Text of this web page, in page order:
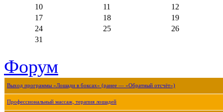
10
11
12
17
18
19
24
25
26
31
Форум
Выход программы «Лошади в боксах» (ранее — «Обратный отсчёт»)
Профессиональный массаж, терапия лошадей